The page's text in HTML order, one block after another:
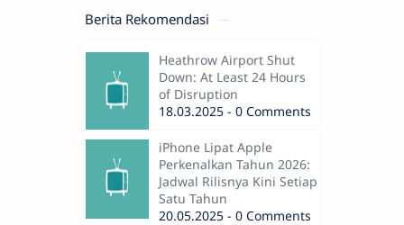
Berita Rekomendasi
Heathrow Airport Shut
Down: At Least 24 Hours
of Disruption
18.03.2025 - 0 Comments
iPhone Lipat Apple
Perkenalkan Tahun 2026:
Jadwal Rilisnya Kini Setiap
Satu Tahun
20.05.2025 - 0 Comments